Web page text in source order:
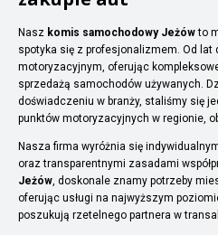
Nasz komis samochodowy Jeżówto
spotyka się z profesjonalizmem. Od lat
motoryzacyjnym, oferując
sprzedażą samochodów używanych.
doświadczeniu w branży, staliśmy się
punktów motoryzacyjnych w regionie,
Nasza firma wyróżnia się
oraz transparentnymi zasadami
Jeżów, doskonale znamy potrzeby
oferując usługi na najwyższym
poszukują rzetelnego partnera w